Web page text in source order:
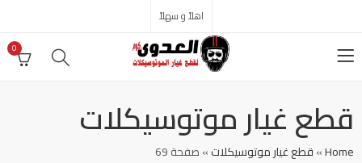
اهلاً و سهلاً
0
قطع غيار موتوسيكلات
Home
»قطع غيار موتوسيكلات»صفحة 69